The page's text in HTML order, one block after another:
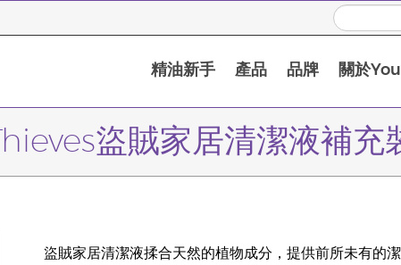
精油新手 產品 品牌 關於
Thieves盜賊家居清潔液補充
盜賊家居清潔液揉合天然的植物成分，提供前所未有的